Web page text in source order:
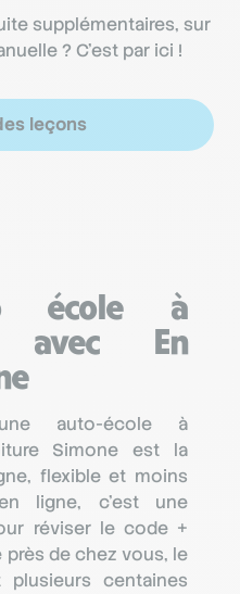
supplémentaires, sur
? C’est par ici !
leçons
école à
avec En
auto-école à
Simone est la
flexible et moins
ligne, c’est une
réviser le code +
de chez vous, le
centaines